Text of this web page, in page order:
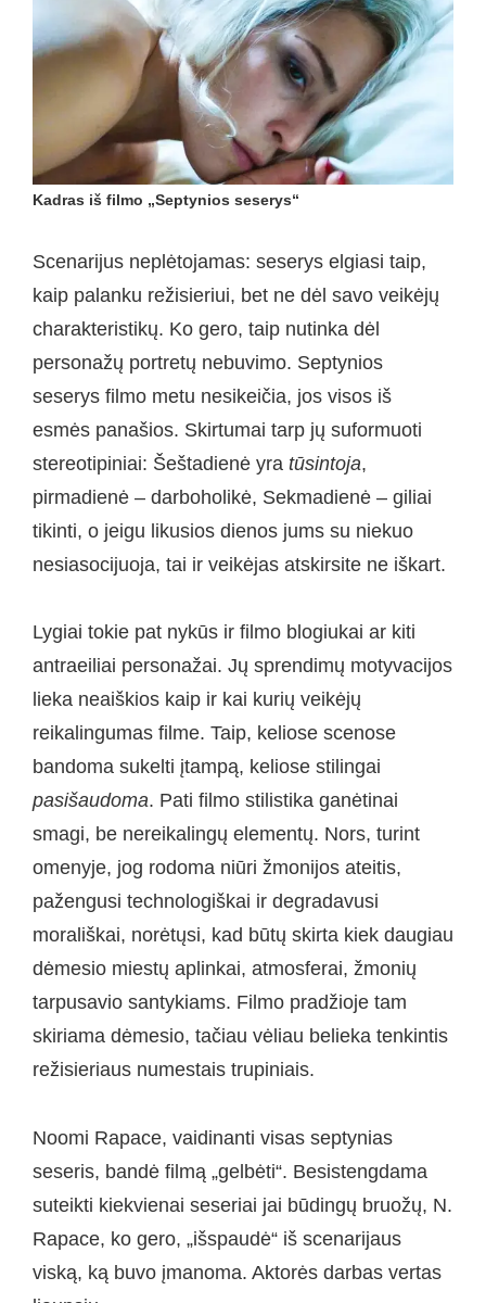
Kadras iš filmo „Septynios seserys“
Scenarijus neplėtojamas: seserys elgiasi taip,
kaip palanku režisieriui, bet ne dėl savo veikėjų
charakteristikų. Ko gero, taip nutinka dėl
personažų portretų nebuvimo. Septynios
seserys filmo metu nesikeičia, jos visos iš
esmės panašios. Skirtumai tarp jų suformuoti
stereotipiniai: Šeštadienė yra tūsintoja,
pirmadienė – darboholikė, Sekmadienė – giliai
tikinti, o jeigu likusios dienos jums su niekuo
nesiasocijuoja, tai ir veikėjas atskirsite ne iškart.
Lygiai tokie pat nykūs ir filmo blogiukai ar kiti
antraeiliai personažai. Jų sprendimų motyvacijos
lieka neaiškios kaip ir kai kurių veikėjų
reikalingumas filme. Taip, keliose scenose
bandoma sukelti įtampą, keliose stilingai
pasišaudoma. Pati filmo stilistika ganėtinai
smagi, be nereikalingų elementų. Nors, turint
omenyje, jog rodoma niūri žmonijos ateitis,
pažengusi technologiškai ir degradavusi
morališkai, norėtųsi, kad būtų skirta kiek daugiau
dėmesio miestų aplinkai, atmosferai, žmonių
tarpusavio santykiams. Filmo pradžioje tam
skiriama dėmesio, tačiau vėliau belieka tenkintis
režisieriaus numestais trupiniais.
Noomi Rapace, vaidinanti visas septynias
seseris, bandė filmą „gelbėti“. Besistengdama
suteikti kiekvienai seseriai jai būdingų bruožų, N.
Rapace, ko gero, „išspaudė“ iš scenarijaus
viską, ką buvo įmanoma. Aktorės darbas vertas